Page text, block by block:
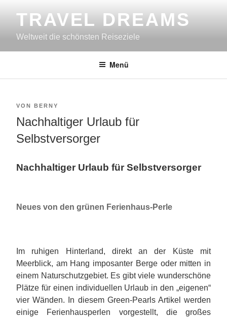
InhaltTRAVEL DREAMS
Weltweit die schönsten Reiseziele
Menü
VERÖFFENTLICHT
AM
VON BERNY
Nachhaltiger Urlaub für
Selbstversorger
Nachhaltiger Urlaub für Selbstversorger
Neues von den grünen Ferienhaus-Perle
Im ruhigen Hinterland, direkt an der Küste mit
Meerblick, am Hang imposanter Berge oder mitten in
einem Naturschutzgebiet. Es gibt viele wunderschöne
Plätze für einen individuellen Urlaub in den „eigenen“
vier Wänden. In diesem Green-Pearls Artikel werden
einige Ferienhausperlen vorgestellt, die großes